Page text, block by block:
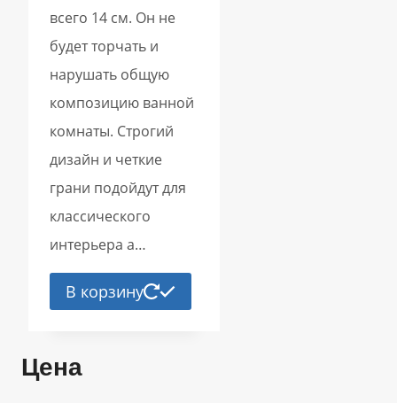
всего 14 см. Он не
будет торчать и
нарушать общую
композицию ванной
комнаты. Строгий
дизайн и четкие
грани подойдут для
классического
интерьера а…
В корзину
Цена